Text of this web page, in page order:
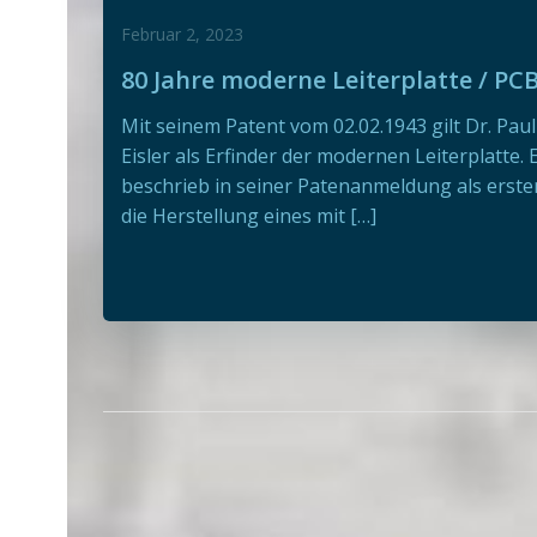
Februar 2, 2023
80 Jahre moderne Leiterplatte /
Mit seinem Patent vom 02.02.1943 gilt Dr. Paul
Eisler als Erfinder der modernen Leiterplatte.
beschrieb in seiner Patenanmeldung als
die Herstellung eines mit […]